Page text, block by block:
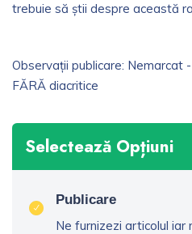
trebuie să știi despre această
Observații publicare: Nemarcat
FĂRĂ diacritice
Selectează Opțiuni
Publicare
Ne furnizezi articolul iar